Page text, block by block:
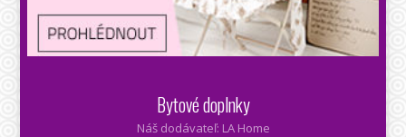
Bytové doplnky
Náš dodávateľ: LA Home